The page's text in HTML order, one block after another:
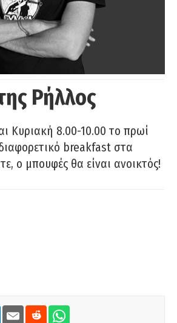
Ρήλλος
Κυριακή 8.00-10.00 το πρωί
breakfast στα
ο μπουφές θα είναι ανοικτός!